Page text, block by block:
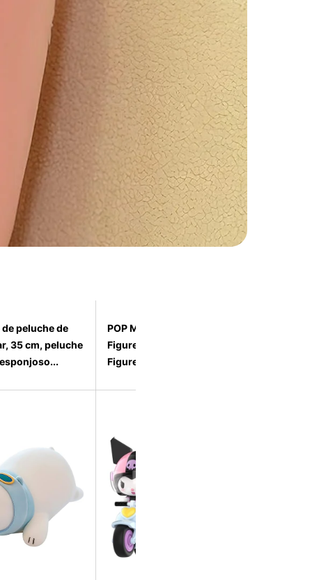
peluche de
35 cm, peluche
POP MART Sanrio Action
Figures (Toy Figures, Toy
Figures, for Chi...